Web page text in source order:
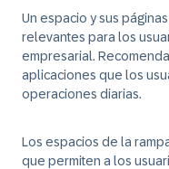
Un espacio y sus
relevantes para los
empresarial.
aplicaciones que los
operaciones diarias.
Los espacios de la
que permiten a los